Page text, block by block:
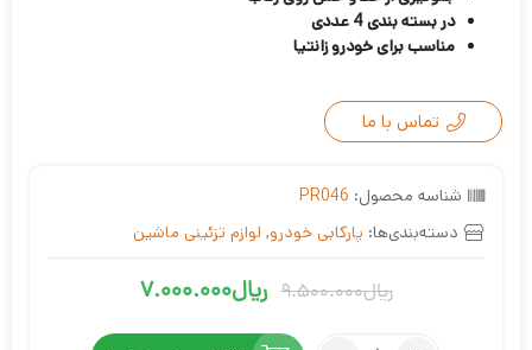
در بسته بندی 4 عددی
مناسب برای خودرو زانتیا
تماس با ما
شناسه محصول: PR046
دسته‌بندی‌ها: پارکابی خودرو, لوازم تزئینی ماشین
ریال9.500.000 قیمت
اصلی
ریال7.000.000قیمت
فعلی